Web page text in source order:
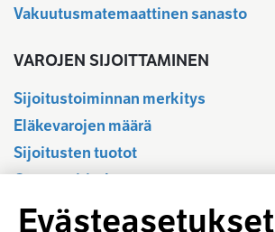
Vakuutusmatemaattinen sanasto
VAROJEN SIJOITTAMINEN
Sijoitustoiminnan merkitys
Eläkevarojen määrä
Sijoitusten tuotot
Osavuositiedot
Tilastotietokanta
Evästeasetukset